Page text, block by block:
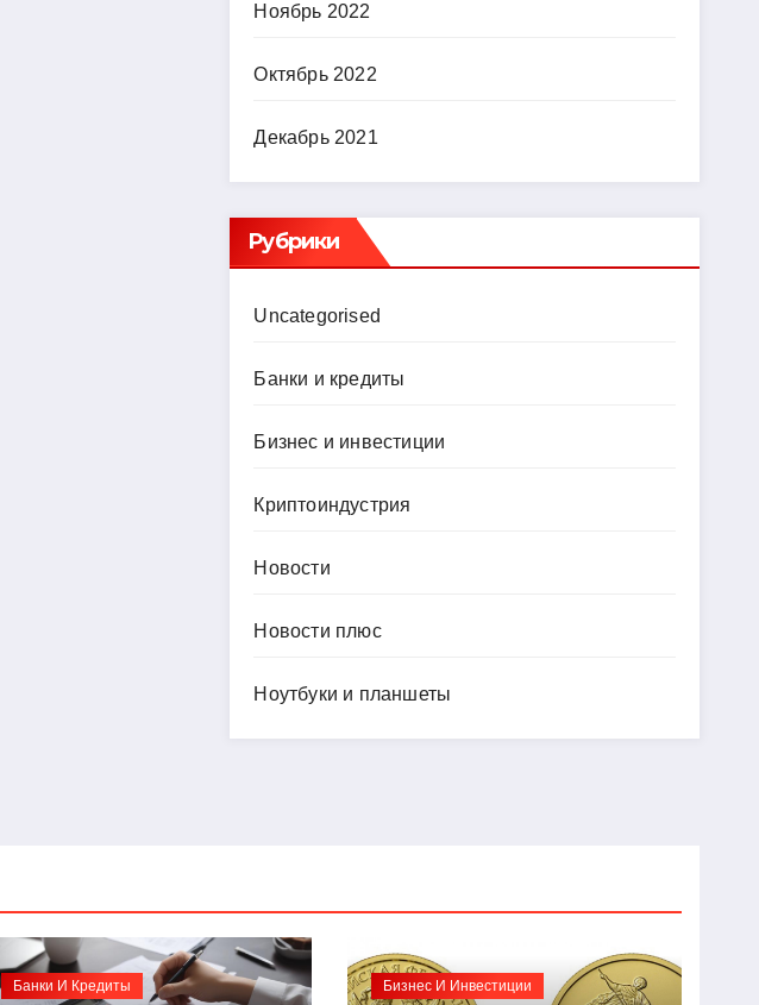
Ноябрь 2022
Октябрь 2022
Декабрь 2021
Рубрики
Uncategorised
Банки и кредиты
Бизнес и инвестиции
Криптоиндустрия
Новости
Новости плюс
Ноутбуки и планшеты
Банки И Кредиты Бизнес И Инвестиции